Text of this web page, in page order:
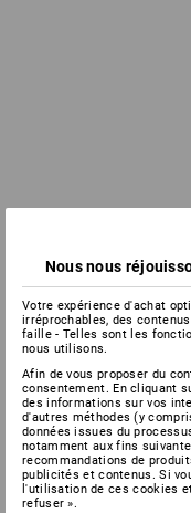
Nous nous
Votre expérience d'achat
irréprochables, des
faille - Telles sont les
nous utilisons.
Afin de vous proposer du
consentement. En cliquant
des informations sur vos
d'autres méthodes (y
données issues du
notamment aux fins
recommandations de
publicités et contenus. Si
l'utilisation de ces cookies
refuser ».